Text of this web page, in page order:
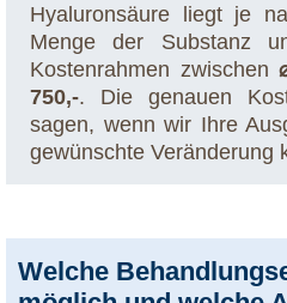
Hyaluronsäure liegt je
Menge der Substanz
Kostenrahmen zwischen
750,-. Die genauen
sagen, wenn wir Ihre
gewünschte Veränderung
Welche